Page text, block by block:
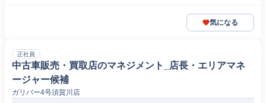
気になる
正社員
中古車販売・買取店のマネジメント_店長・エリアマネ
ージャー候補
ガリバー4号須賀川店